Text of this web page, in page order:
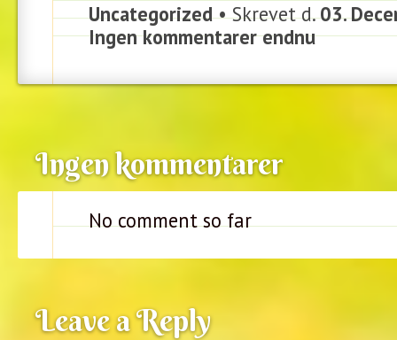
Uncategorized• Skrevet d.03.
Ingen kommentarer endnu
Ingen kommentarer
No comment so far
Leave a Reply